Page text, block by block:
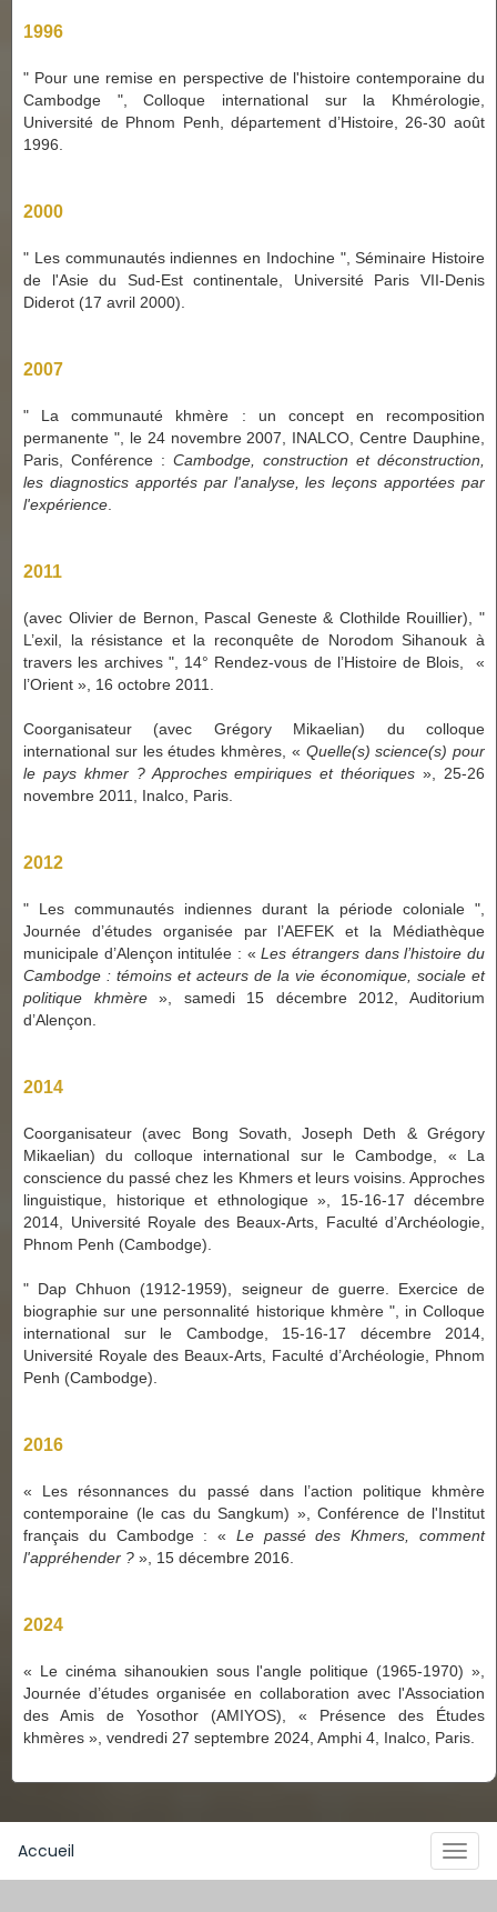
1996
" Pour une remise en perspective de l'histoire contemporaine du
Cambodge ", Colloque international sur la Khmérologie,
Université de Phnom Penh, département d’Histoire, 26-30 août
1996.
2000
" Les communautés indiennes en Indochine ", Séminaire Histoire
de l'Asie du Sud-Est continentale, Université Paris VII-Denis
Diderot (17 avril 2000).
2007
" La communauté khmère : un concept en recomposition
permanente ", le 24 novembre 2007, INALCO, Centre Dauphine,
Paris, Conférence : Cambodge, construction et déconstruction,
les diagnostics apportés par l'analyse, les leçons apportées par
l'expérience
2011
(avec Olivier de Bernon, Pascal Geneste & Clothilde Rouillier), "
L’exil, la résistance et la reconquête de Norodom Sihanouk à
travers les archives ", 14° Rendez-vous de l’Histoire de Blois, «
l’Orient », 16 octobre 2011.
Coorganisateur (avec Grégory Mikaelian) du colloque
international sur les études khmères, « Quelle(s) science(s) pour
le pays khmer ? Approches empiriques et théoriques» , 25-26
novembre 2011, Inalco, Paris.
2012
" Les communautés indiennes durant la période coloniale ",
Journée d’études organisée par l’AEFEK et la Médiathèque
municipale d’Alençon intitulée : «Les étrangers dans l’histoire du
Cambodge : témoins et acteurs de la vie économique, sociale et
politique khmère», samedi 15 décembre 2012, Auditorium
d’Alençon.
2014
Coorganisateur (avec Bong Sovath, Joseph Deth & Grégory
Mikaelian) du colloque international sur le Cambodge, « La
conscience du passé chez les Khmers et leurs voisins. Approches
linguistique, historique et ethnologique » , 15-16-17 décembre
2014, Université Royale des Beaux-Arts, Faculté d’Archéologie,
Phnom Penh (Cambodge).
" Dap Chhuon (1912-1959), seigneur de guerre. Exercice de
biographie sur une personnalité historique khmère ", in Colloque
international sur le Cambodge, 15-16-17 décembre 2014,
Université Royale des Beaux-Arts, Faculté d’Archéologie, Phnom
Penh (Cambodge).
2016
« Les résonnances du passé dans l’action politique khmère
contemporaine (le cas du Sangkum) », Conférence de l'Institut
français du Cambodge :« Le passé des Khmers, comment
l'appréhender ? » , 15 décembre 2016.
2024
« Le cinéma sihanoukien sous l'angle politique (1965-1970) »,
Journée d’études organisée en collaboration avec l'Association
des Amis de Yosothor (AMIYOS), « Présence des Études
khmères », vendredi 27 septembre 2024, Amphi 4, Inalco, Paris.
Accueil